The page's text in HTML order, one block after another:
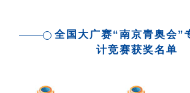
全国大广赛“南京青奥会”
计竞赛获奖名单